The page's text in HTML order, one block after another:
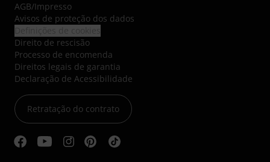
AGB/Impresso
Avisos de proteção dos dados
Direito de rescisão
Processo de encomenda
Direitos legais de garantia
Declaração de Acessibilidade
Retratação do contrato